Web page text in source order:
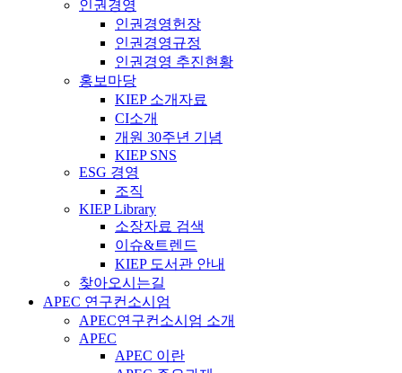
인권경영
인권경영헌장
인권경영규정
인권경영 추진현황
홍보마당
KIEP 소개자료
CI소개
개원 30주년 기념
KIEP SNS
ESG 경영
조직
KIEP Library
소장자료 검색
이슈&트렌드
KIEP 도서관 안내
찾아오시는길
APEC 연구컨소시엄
APEC연구컨소시엄 소개
APEC
APEC 이란